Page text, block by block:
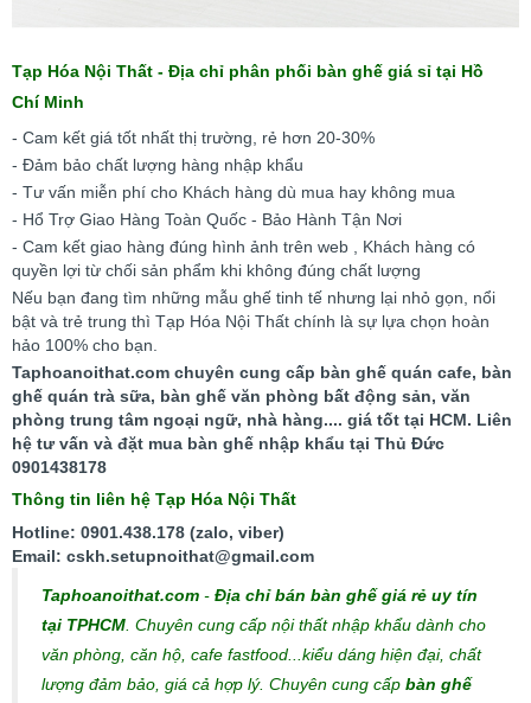
Tạp Hóa Nội Thất - Địa chỉ phân phối bàn ghế giá sỉ tại Hồ
Chí Minh
- Cam kết giá tốt nhất thị trường, rẻ hơn 20-30%
- Đảm bảo chất lượng hàng nhập khẩu
- Tư vấn miễn phí cho Khách hàng dù mua hay không mua
- Hổ Trợ Giao Hàng Toàn Quốc - Bảo Hành Tận Nơi
- Cam kết giao hàng đúng hình ảnh trên web , Khách hàng có
quyền lợi từ chối sản phẩm khi không đúng chất lượng
Nếu bạn đang tìm những mẫu ghế tinh tế nhưng lại nhỏ gọn, nổi
bật và trẻ trung thì Tạp Hóa Nội Thất chính là sự lựa chọn hoàn
hảo 100% cho bạn.
Taphoanoithat.com chuyên cung cấp bàn ghế quán cafe, bàn
ghế quán trà sữa, bàn ghế văn phòng bất động sản, văn
phòng trung tâm ngoại ngữ, nhà hàng.... giá tốt tại HCM. Liên
hệ tư vấn và đặt mua bàn ghế nhập khẩu tại Thủ Đức
0901438178
Thông tin liên hệ Tạp Hóa Nội Thất
Hotline: 0901.438.178 (zalo, viber)
Email: cskh.setupnoithat@gmail.com
Taphoanoithat.com - Địa chỉ bán bàn ghế giá rẻ uy tín
tại TPHCM . Chuyên cung cấp nội thất nhập khẩu dành cho
văn phòng, căn hộ, cafe fastfood...kiểu dáng hiện đại, chất
lượng đảm bảo, giá cả hợp lý. Chuyên cung cấp bàn ghế